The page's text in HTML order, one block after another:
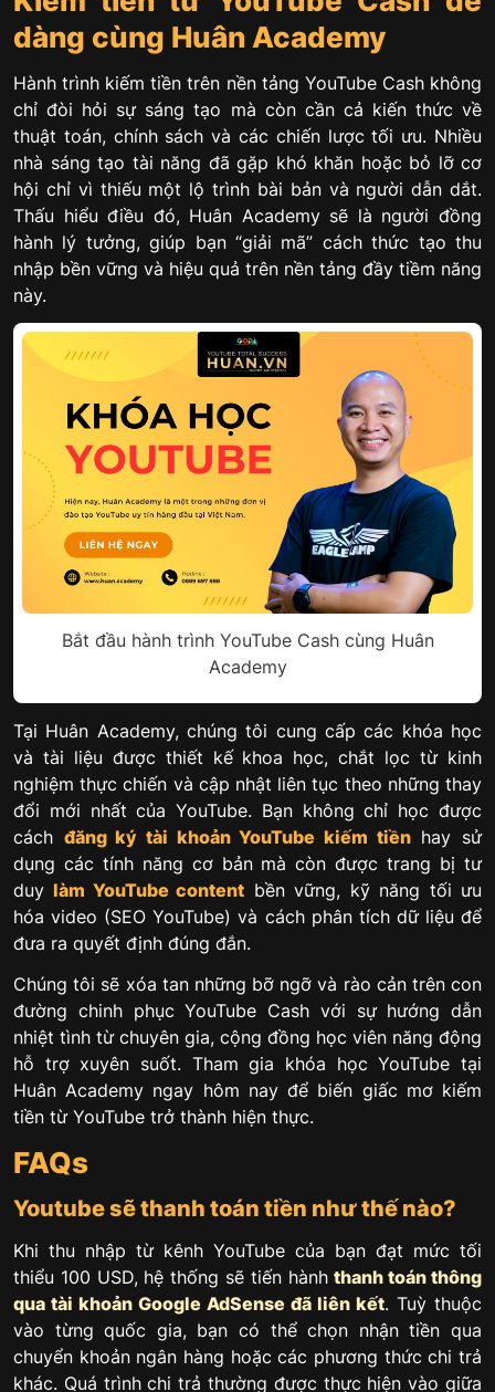
dàng cùng Huân Academy
Hành trình kiếm tiền trên nền tảng YouTube Cash không
chỉ đòi hỏi sự sáng tạo mà còn cần cả kiến thức về
thuật toán, chính sách và các chiến lược tối ưu. Nhiều
nhà sáng tạo tài năng đã gặp khó khăn hoặc bỏ lỡ cơ
hội chỉ vì thiếu một lộ trình bài bản và người dẫn dắt.
Thấu hiểu điều đó, Huân Academy sẽ là người đồng
hành lý tưởng, giúp bạn “giải mã” cách thức tạo thu
nhập bền vững và hiệu quả trên nền tảng đầy tiềm năng
này.
Bắt đầu hành trình YouTube Cash cùng Huân
Academy
Tại Huân Academy, chúng tôi cung cấp các khóa học
và tài liệu được thiết kế khoa học, chắt lọc từ kinh
nghiệm thực chiến và cập nhật liên tục theo những thay
đổi mới nhất của YouTube. Bạn không chỉ học được
cách đăng ký tài khoản YouTube kiếm tiềnhay sử
dụng các tính năng cơ bản mà còn được trang bị tư
duylàm YouTube content bền vững, kỹ năng tối ưu
hóa video (SEO YouTube) và cách phân tích dữ liệu để
đưa ra quyết định đúng đắn.
Chúng tôi sẽ xóa tan những bỡ ngỡ và rào cản trên con
đường chinh phục YouTube Cash với sự hướng dẫn
nhiệt tình từ chuyên gia, cộng đồng học viên năng động
hỗ trợ xuyên suốt. Tham gia khóa học YouTube tại
Huân Academy ngay hôm nay để biến giấc mơ kiếm
tiền từ YouTube trở thành hiện thực.
FAQs
Youtube sẽ thanh toán tiền như thế nào?
Khi thu nhập từ kênh YouTube của bạn đạt mức tối
thiểu 100 USD, hệ thống sẽ tiến hànhthanh toán thông
qua tài khoản Google AdSense đã liên kết. Tuỳ thuộc
vào từng quốc gia, bạn có thể chọn nhận tiền qua
chuyển khoản ngân hàng hoặc các phương thức chi trả
khác. Quá trình chi trả thường được thực hiện vào giữa